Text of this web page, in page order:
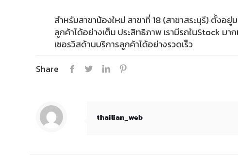
สำหรับสาขาน้องใหม่ สาขาที่ 18 (สาขาสระบุรี) ตั้ง
ลูกค้าได้อย่างเต็ม ประสิทธิภาพ เรามีรถในStock
เซอรวิสด้านบริการลูกค้าได้อย่างรวดเร็ว
Share
thailian_web